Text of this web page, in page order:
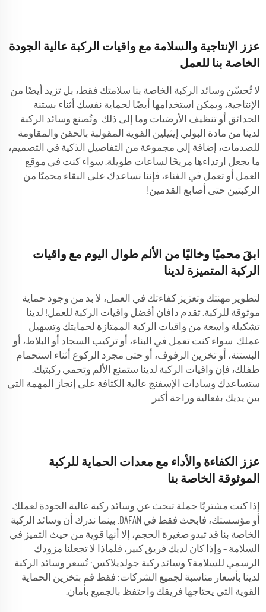
عزز الإنتاجية والسلامة مع واقيات الركبة عالية الجودة
الخاصة بنا للعمل
لا تُحسّن وسائد الركبة الخاصة بنا سلامتك فقط، بل تزيد أيضًا من
الإنتاجية، ويمكن استخدامها أيضًا لحماية نفسك أثناء بستنة
الحدائق أو تنظيف الأرضيات وما إلى ذلك. وتُصنع وسائد الركبة
لدينا من مادة البولي إيثيلين القوية المقولبة بالحقن والمقاومة
للصدمات، إضافة إلى مجموعة من التفاصيل الذكية في التصميم،
ما يجعل ارتداءها مريحًا لساعات طويلة. سواء كنت في موقع
العمل أو تعمل في الفناء، فإننا نساعدك على البقاء محميًا من
الركبتين حتى أصابع القدمين!
ابقَ محميًا وخاليًا من الألم طوال اليوم مع واقيات
الركبة المتميزة لدينا
لتطوير مهنتك وتعزيز كفاءتك في العمل، لا بد من وجود حماية
موثوقة للركبة. تقدم دافان أفضل واقيات الركبة للعمل! لدينا
تشكيلة واسعة من واقيات الركبة الممتازة لحمايتك وتسهيل
عملك. سواء كنت تعمل في البناء، أو تركيب السجاد أو البلاط، أو
البستنة، أو تخزين الرفوف، أو حتى مجرد الركوع أثناء استحمام
طفلك، فإن واقيات الركبة لدينا ستمنع الألم وتحمي ركبتيك.
ستساعدك وسادات الإسفنج عالية الكثافة على إنجاز المهمة التي
بين يديك بفعالية وراحة أكبر.
عزز الكفاءة والأداء مع معدات الحماية للركبة
الموثوقة الخاصة بنا
إذا كنت مشتريًا جملة تبحث عن وسائد ركبة عالية الجودة لعملك
أو مؤسستك، فابحث فقط في DAFAN. بينما ندرك أن وسائد الركبة
الخاصة بنا قد تبدو صغيرة الحجم، إلا أنها قوية من حيث التميز في
السلامة – وإذا كان لديك فريق كبير، فلماذا لا تجعلنا مزودك
الرسمي للسلامة؟ وسائد ركبة جولديلاكس: تُسعر وسائد الركبة
لدينا بأسعار مناسبة لجميع الشركات: فقط قم بتخزين الحماية
القوية التي يحتاجها فريقك واحتفظ بالجميع بأمان.